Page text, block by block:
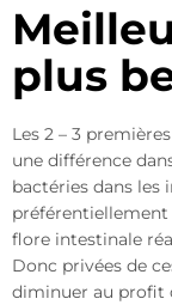
plus
Les 2 – 3
une différence
bactéries dans les
préférentiellement
flore intestinale
Donc privées de
diminuer au profit